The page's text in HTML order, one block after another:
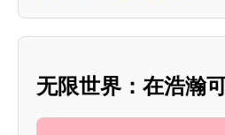
无限世界：在浩瀚